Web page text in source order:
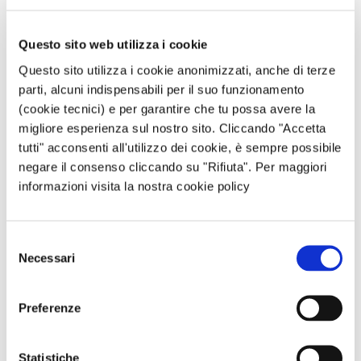
Questo sito web utilizza i cookie
Questo sito utilizza i cookie anonimizzati, anche di terze
parti, alcuni indispensabili per il suo funzionamento
(cookie tecnici) e per garantire che tu possa avere la
migliore esperienza sul nostro sito. Cliccando "Accetta
tutti" acconsenti all'utilizzo dei cookie, è sempre possibile
negare il consenso cliccando su "Rifiuta". Per maggiori
informazioni visita la nostra cookie policy
delNecessari
Preferenze
Statistiche
Email*
Sito web
commento.